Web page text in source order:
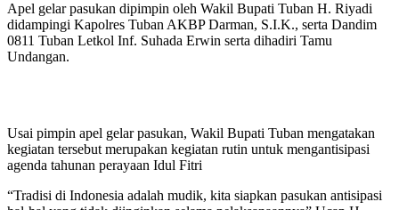
Apel gelar pasukan dipimpin oleh Wakil Bupati Tuban H. Riyadi
didampingi Kapolres Tuban AKBP Darman, S.I.K., serta Dandim
0811 Tuban Letkol Inf. Suhada Erwin serta dihadiri Tamu
Undangan.
Usai pimpin apel gelar pasukan, Wakil Bupati Tuban mengatakan
kegiatan tersebut merupakan kegiatan rutin untuk mengantisipasi
agenda tahunan perayaan Idul Fitri
“Tradisi di Indonesia adalah mudik, kita siapkan pasukan antisipasi